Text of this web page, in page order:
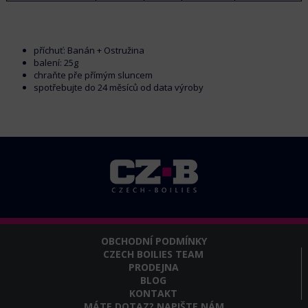
příchuť: Banán + Ostružina
balení: 25g
chraňte pře přímým sluncem
spotřebujte do 24 měsíců od data výroby
OBCHODNÍ PODMÍNKY
CZECH BOILIES TEAM
PRODEJNA
BLOG
KONTAKT